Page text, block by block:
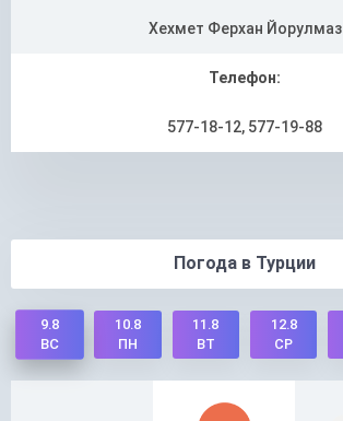
Хехмет Ферхан Йорулмаз
Телефон:
577-18-12, 577-19-88
Погода в Турции
9.8
ВС
10.8
ПН
11.8
ВТ
12.8
СР